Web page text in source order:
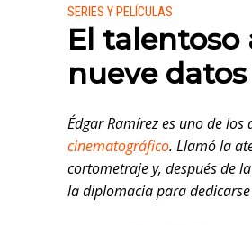
Publicado en:
SERIES Y PELÍCULAS
El talentoso
nueve datos
Édgar Ramírez es uno de
cinematográfico. Llamó la
cortometraje y, después de
la diplomacia para